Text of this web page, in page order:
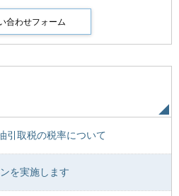
引取税の税率について
を実施します